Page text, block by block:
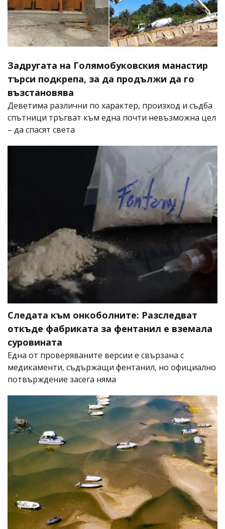
Задругата на Голямобуковския манастир
търси подкрепа, за да продължи да го
възстановява
Деветима различни по характер, произход и съдба
спътници тръгват към една почти невъзможна цел
– да спасят света
Следата към онкоболните: Разследват
откъде фабриката за фентанил е вземала
суровината
Една от проверяваните версии е свързана с
медикаменти, съдържащи фентанил, но официално
потвърждение засега няма